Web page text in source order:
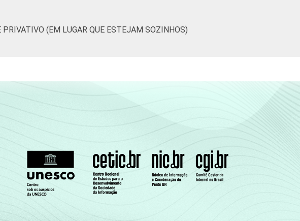
4 49 41 6 0
2 57 7 2 2
2 57 38 0 2
(EM LUGAR QUE ESTEJAM SOZINHOS)